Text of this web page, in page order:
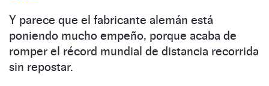
Y parece que el fabricante alemán está
poniendo mucho empeño, porque acaba de
romper el récord mundial de distancia recorrida
sin repostar.